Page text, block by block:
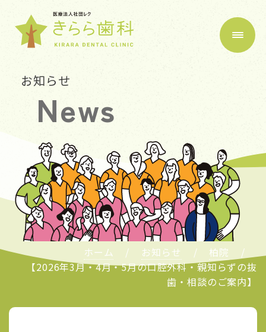
お知らせ
News
ホーム お知らせ
柏院
【2026年3月・4月・5月の口腔外科・親知らずの抜
歯・相談のご案内】